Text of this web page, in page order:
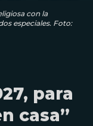
con la
especiales. Foto:
para
casa”